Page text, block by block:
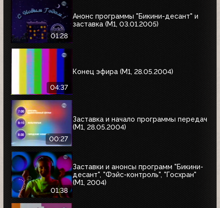
01:28
Анонс программы "Бикини-десант" и
заставка (М1, 03.01.2005)
04:37
Конец эфира (М1, 28.05.2004)
00:27
Заставка и начало программы передач
(М1, 28.05.2004)
01:38
Заставки и анонсы программ "Бикини-
десант", "Фэйс-контроль", "Госхран"
(М1, 2004)